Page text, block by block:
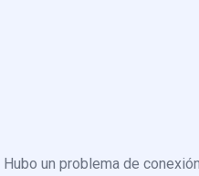
Hubo un problema de